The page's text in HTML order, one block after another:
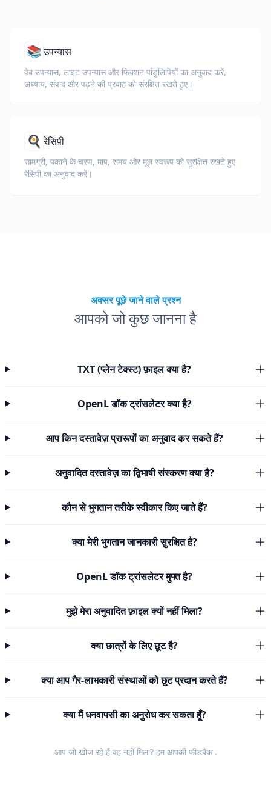
📚उपन्यास
वेब उपन्यास, लाइट उपन्यास और फिक्शन पांडुलिपियों का अनुवाद करें,
अध्याय, संवाद और पढ़ने की प्रवाह को संरक्षित रखते हुए।
🍳 रेसिपी
सामग्री, पकाने के चरण, माप, समय और मूल स्वरूप को सुरक्षित रखते हुए
रेसिपी का अनुवाद करें।
अक्सर पूछे जाने वाले प्रश्न
आपको जो कुछ जानना है
TXT (प्लेन टेक्स्ट) फ़ाइल क्या है?
OpenL डॉक ट्रांसलेटर क्या है?
आप किन दस्तावेज़ प्रारूपों का अनुवाद कर सकते हैं?
अनुवादित दस्तावेज़ का द्विभाषी संस्करण क्या है?
कौन से भुगतान तरीके स्वीकार किए जाते हैं?
क्या मेरी भुगतान जानकारी सुरक्षित है?
OpenL डॉक ट्रांसलेटर मुफ्त है?
मुझे मेरा अनुवादित फ़ाइल क्यों नहीं मिला?
क्या छात्रों के लिए छूट है?
क्या आप गैर-लाभकारी संस्थाओं को छूट प्रदान करते हैं?
क्या मैं धनवापसी का अनुरोध कर सकता हूँ?
आप जो खोज रहे हैं वह नहीं मिला? हम आपकी फीडबैक.